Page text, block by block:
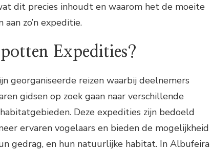
dit precies inhoudt en waarom het de moeite
zo’n expeditie.
Expedities?
georganiseerde reizen waarbij deelnemers
gidsen op zoek gaan naar verschillende
Deze expedities zijn bedoeld
ervaren vogelaars en bieden de mogelijkheid
gedrag, en hun natuurlijke habitat. In Albufeira